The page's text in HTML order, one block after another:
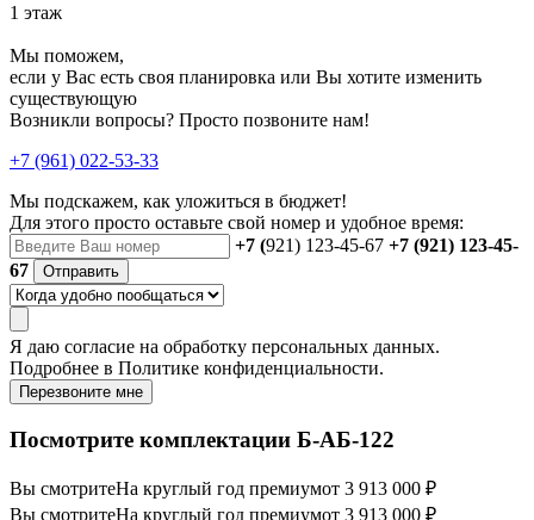
1 этаж
Мы поможем,
если у Вас есть своя планировка или Вы хотите изменить
существующую
Возникли вопросы? Просто позвоните нам!
+7 (961) 022-53-33
Мы подскажем, как уложиться в бюджет!
Для этого просто оставьте свой номер и удобное время:
+7 (921) 123-45-67 +7 (921) 123-45-
67
Отправить
Я даю согласие на обработку персональных данных.
Подробнее в Политике конфиденциальности.
Перезвоните мне
Посмотрите комплектации Б-АБ-122
Вы смотритеНа круглый год премиумот 3 913 000 ₽
Вы смотритеНа круглый год премиумот 3 913 000 ₽